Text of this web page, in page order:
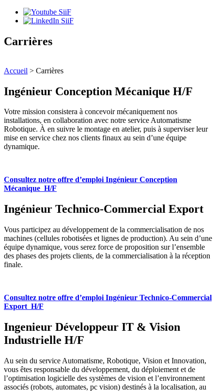
Carrières
Accueil > Carrières
Ingénieur Conception Mécanique H/F
Votre mission consistera à concevoir mécaniquement nos
installations, en collaboration avec notre service Automatisme
Robotique. À en suivre le montage en atelier, puis à superviser leur
mise en service chez nos clients finaux au sein d’une équipe
dynamique.
Consultez notre offre d’emploi Ingénieur Conception
Mécanique H/F
Ingénieur Technico-Commercial Export
Vous participez au développement de la commercialisation de nos
machines (cellules robotisées et lignes de production). Au sein d’une
équipe dynamique, vous serez force de proposition sur l’ensemble
des phases des projets clients, de la commercialisation à la réception
finale.
Consultez notre offre d’emploi Ingénieur Technico-Commercial
Export H/F
Ingenieur Développeur IT & Vision
Industrielle H/F
Au sein du service Automatisme, Robotique, Vision et Innovation,
vous êtes responsable du développement, du déploiement et de
l’optimisation logicielle des systèmes de vision et l’environnement
associés (robots, automates, pc vision) destinés à la localisation, au